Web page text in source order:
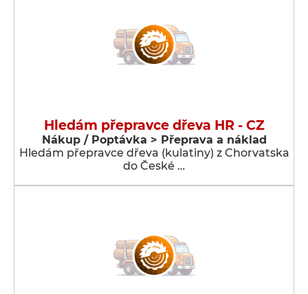
Hledám přepravce dřeva HR - CZ
Nákup / Poptávka > Přeprava a náklad
Hledám přepravce dřeva (kulatiny) z Chorvatska
do České …